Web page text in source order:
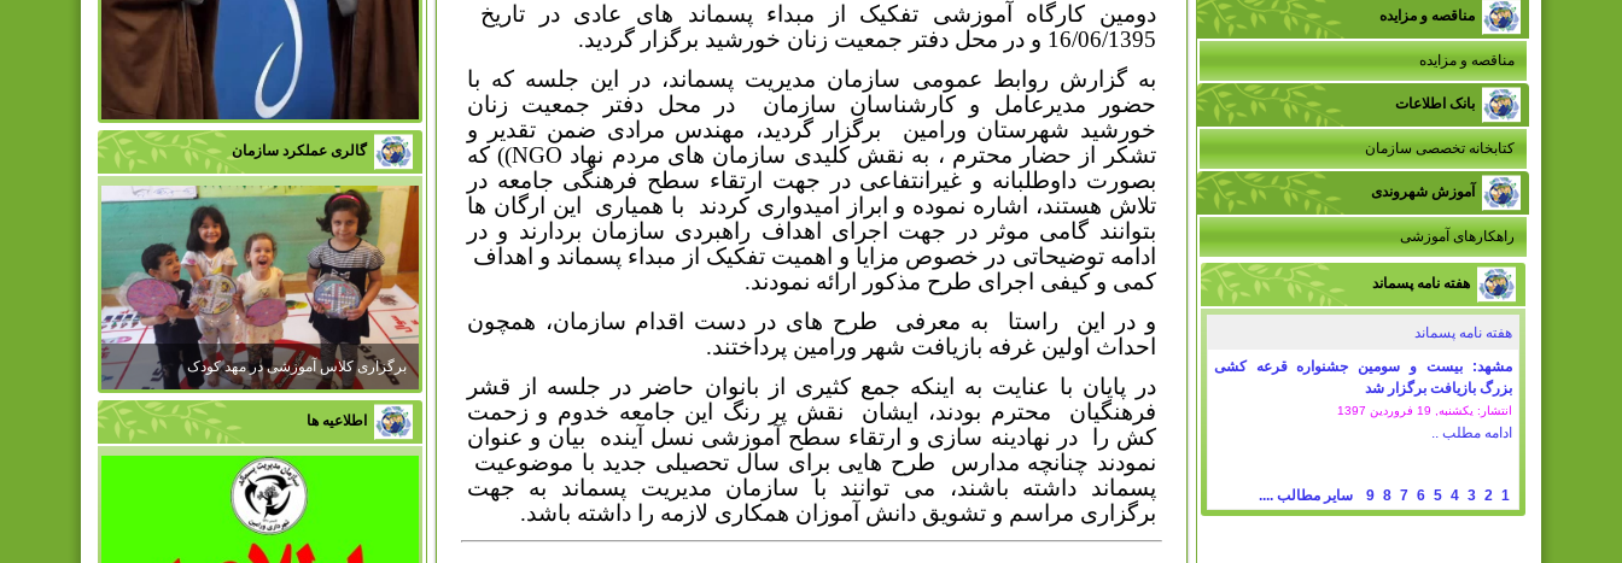
مناقصه و مزایده
مناقصه و مزایده
بانک اطلاعات
کتابخانه تخصصی سازمان
آموزش شهروندی
راهکارهای آموزشی
هفته نامه پسماند
هفته نامه پسماند
مشهد: بیست و سومین جشنواره قرعه کشی
بزرگ بازیافت برگزار شد
انتشار: یکشنبه, 19 فروردين 1397
ادامه مطلب ..
1
2
3
4
5
6
7
8
9 سایر مطالب ....
دومین کارگاه آموزشی تفکیک از مبداء پسماند های عادی در تاریخ
16/06/1395 و در محل دفتر جمعیت زنان خورشید برگزار گردید.
به گزارش روابط عمومی سازمان مدیریت پسماند، در این جلسه که با
حضور مدیرعامل و کارشناسان سازمان
در محل دفتر جمعیت زنان
خورشید شهرستان ورامین
برگزار گردید، مهندس مرادی ضمن تقدیر و
تشکر از حضار محترم ، به نقش کلیدی سازمان های مردم نهاد NGO)) که
بصورت داوطلبانه و غیرانتفاعی در جهت ارتقاء سطح فرهنگی جامعه در
تلاش هستند، اشاره نموده و ابراز امیدواری کردند
با همیاری
این ارگان ها
بتوانند گامی موثر در جهت اجرای اهداف راهبردی سازمان بردارند و در
ادامه توضیحاتی در خصوص مزایا و اهمیت تفکیک از مبداء پسماند و اهداف
کمی و کیفی اجرای طرح مذکور ارائه نمودند.
و در این
راستا به معرفی
طرح های در دست اقدام سازمان، همچون
احداث اولین غرفه بازیافت شهر ورامین پرداختند.
در پایان با عنایت به اینکه جمع کثیری از بانوان حاضر در جلسه از قشر
فرهنگیان
محترم بودند، ایشان
نقش پر رنگ این جامعه خدوم و زحمت
کش را
در نهادینه سازی و ارتقاء سطح آموزشی نسل آینده
بیان و عنوان
نمودند چنانچه مدارس
طرح هایی برای سال تحصیلی جدید با موضوعیت
پسماند داشته باشند، می توانند با سازمان مدیریت پسماند به جهت
برگزاری مراسم و تشویق دانش آموزان همکاری لازمه را داشته باشد.
گالری عملکرد سازمان
برگزاری کلاس آموزشی در مهد کودک
اطلاعیه ها